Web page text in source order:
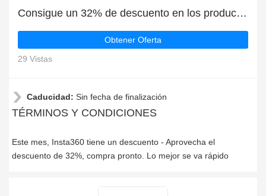
Consigue un 32% de descuento en los productos de Insta360 | caduca pronto
Obtener Oferta
29 Vistas
Caducidad: Sin fecha de finalización
TÉRMINOS Y CONDICIONES
Este mes, Insta360 tiene un descuento - Aprovecha el
descuento de 32%, compra pronto. Lo mejor se va rápido